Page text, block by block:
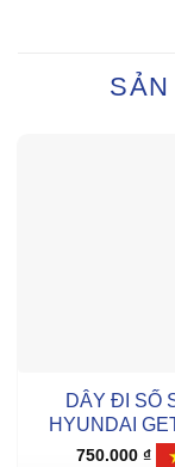
DÂY ĐI SỐ
HYUNDAI
750.000 ₫